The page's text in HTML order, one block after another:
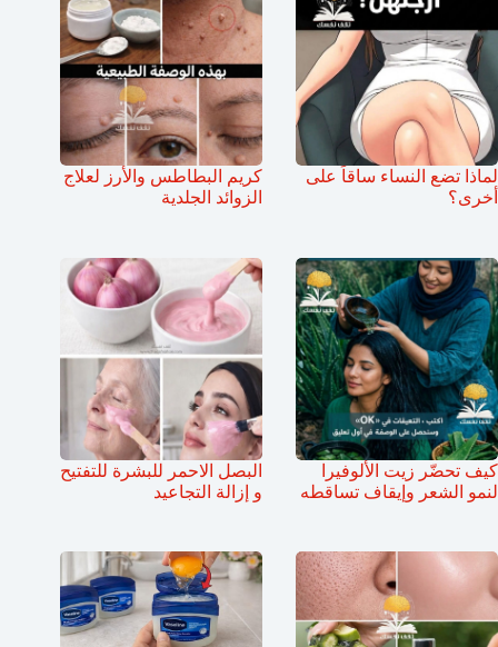
لماذا تضع النساء ساقاً على
أخرى؟
كريم البطاطس والأرز لعلاج
الزوائد الجلدية
كيف تحضّر زيت الألوفيرا
لنمو الشعر وإيقاف تساقطه
البصل الاحمر للبشرة للتفتيح
و إزالة التجاعيد